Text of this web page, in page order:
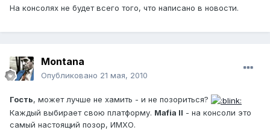
На консолях не будет всего того, что написано в новости.
Montana
Опубликовано 21 мая, 2010
Гость, может лучше не хамить - и не позориться?
Каждый выбирает свою платформу. Mafia II - на консоли это
самый настоящий позор, ИМХО.